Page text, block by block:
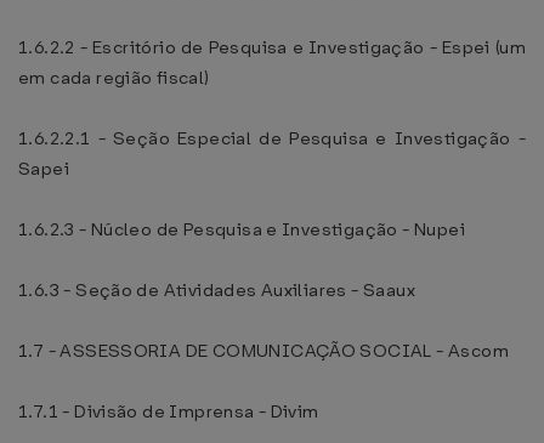
1.6.2.2 - Escritório de Pesquisa e Investigação - Espei (um
em cada região fiscal)
1.6.2.2.1 - Seção Especial de Pesquisa e Investigação -
Sapei
1.6.2.3 - Núcleo de Pesquisa e Investigação - Nupei
1.6.3 - Seção de Atividades Auxiliares - Saaux
1.7 - ASSESSORIA DE COMUNICAÇÃO SOCIAL - Ascom
1.7.1 - Divisão de Imprensa - Divim